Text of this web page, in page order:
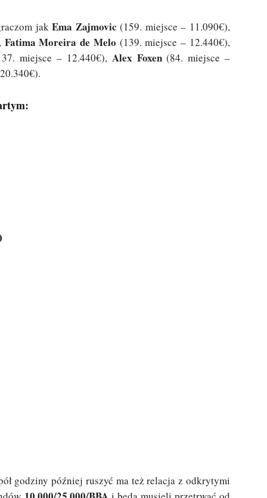
jakEma Zajmovic (159. miejsce – 11.090€),
Fatima Moreira de Melo (139. miejsce – 12.440€),
miejsce – 12.440€), Alex Foxen(84. miejsce –
godziny później ruszyć ma też relacja z odkrytymi